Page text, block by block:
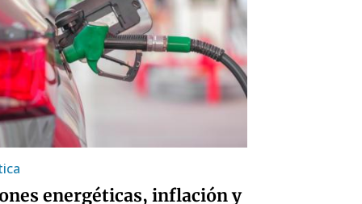
energéticas, inflación y